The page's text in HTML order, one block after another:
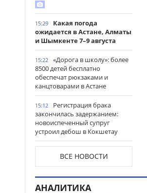
15:29
Какая погода
ожидается в Астане, Алматы
и Шымкенте 7–9 августа
15:22
«Дорога в школу»: более
8500 детей бесплатно
обеспечат рюкзаками и
канцтоварами в Астане
15:12
Регистрация брака
закончилась задержанием:
новоиспеченный супруг
устроил дебош в Кокшетау
Сауран началась реставрация
исторических памятников
14:53
Выезд на встречную
ВСЕ НОВОСТИ
АНАЛИТИКА